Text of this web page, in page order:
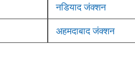
नडियाद जंक्शन
अहमदाबाद जंक्शन